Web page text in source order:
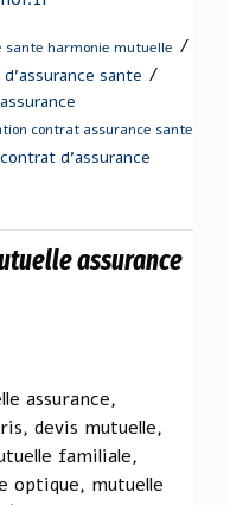
sante harmonie mutuelle /
sante /
contrat assurance sante
d'assurance
assurance
assurance,
devis mutuelle,
familiale,
optique, mutuelle